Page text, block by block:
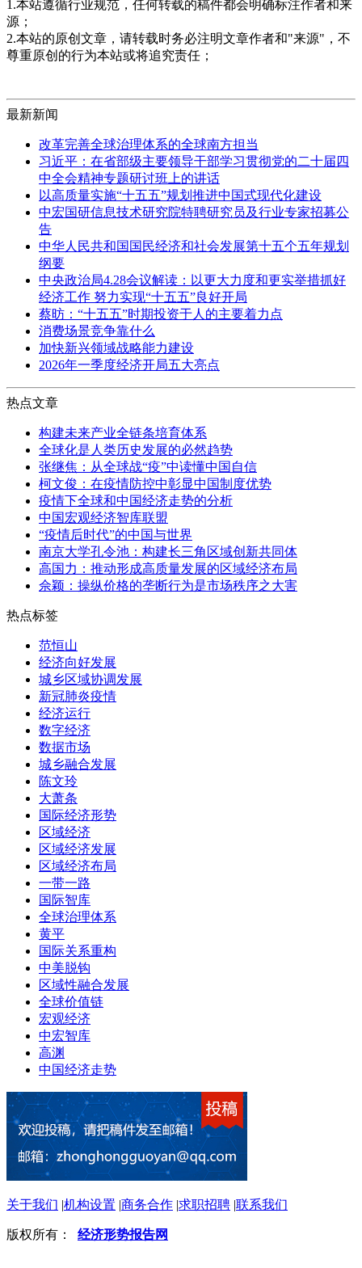
1.本站遵循行业规范，任何转载的稿件都会明确标注作者和来
源；
2.本站的原创文章，请转载时务必注明文章作者和"来源"，不
尊重原创的行为本站或将追究责任；
最新新闻
改革完善全球治理体系的全球南方担当
习近平：在省部级主要领导干部学习贯彻党的二十届四
中全会精神专题研讨班上的讲话
以高质量实施“十五五”规划推进中国式现代化建设
中宏国研信息技术研究院特聘研究员及行业专家招募公
告
中华人民共和国国民经济和社会发展第十五个五年规划
纲要
中央政治局4.28会议解读：以更大力度和更实举措抓好
经济工作 努力实现“十五五”良好开局
蔡昉：“十五五”时期投资于人的主要着力点
消费场景竞争靠什么
加快新兴领域战略能力建设
2026年一季度经济开局五大亮点
热点文章
构建未来产业全链条培育体系
全球化是人类历史发展的必然趋势
张继焦：从全球战“疫”中读懂中国自信
柯文俊：在疫情防控中彰显中国制度优势
疫情下全球和中国经济走势的分析
中国宏观经济智库联盟
“疫情后时代”的中国与世界
南京大学孔令池：构建长三角区域创新共同体
高国力：推动形成高质量发展的区域经济布局
佘颖：操纵价格的垄断行为是市场秩序之大害
热点标签
范恒山
经济向好发展
城乡区域协调发展
新冠肺炎疫情
经济运行
数字经济
数据市场
城乡融合发展
陈文玲
大萧条
国际经济形势
区域经济
区域经济发展
区域经济布局
一带一路
国际智库
全球治理体系
黄平
国际关系重构
中美脱钩
区域性融合发展
全球价值链
宏观经济
中宏智库
高渊
中国经济走势
关于我们 |机构设置 |商务合作 |求职招聘 |联系我们
版权所有： 经济形势报告网